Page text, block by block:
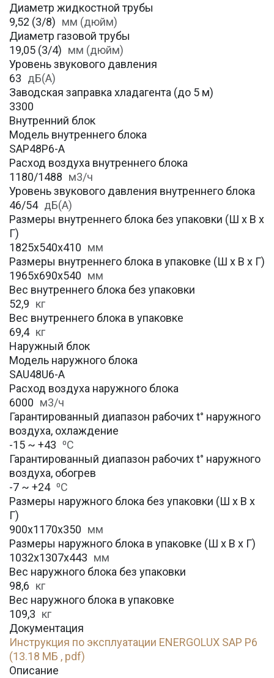
Диаметр жидкостной трубы
9,52 (3/8) мм (дюйм)
Диаметр газовой трубы
19,05 (3/4) мм (дюйм)
Уровень звукового давления
63 дБ(А)
Заводская заправка хладагента (до 5 м)
3300
Внутренний блок
Модель внутреннего блока
SAP48P6-A
Расход воздуха внутреннего блока
1180/1488 м3/ч
Уровень звукового давления внутреннего блока
46/54 дБ(А)
Размеры внутреннего блока без упаковки (Ш х В х
Г)
1825х540x410 мм
Размеры внутреннего блока в упаковке (Ш х В х Г)
1965x690x540 мм
Вес внутреннего блока без упаковки
52,9 кг
Вес внутреннего блока в упаковке
69,4 кг
Наружный блок
Модель наружного блока
SAU48U6-A
Расход воздуха наружного блока
6000 м3/ч
Гарантированный диапазон рабочих t° наружного
воздуха, охлаждение
-15 ~ +43 ⁰С
Гарантированный диапазон рабочих t° наружного
воздуха, обогрев
-7 ~ +24 ⁰С
Размеры наружного блока без упаковки (Ш х В х
Г)
900x1170x350 мм
Размеры наружного блока в упаковке (Ш х В х Г)
1032x1307x443 мм
Вес наружного блока без упаковки
98,6 кг
Вес наружного блока в упаковке
109,3 кг
Документация
Инструкция по эксплуатации ENERGOLUX SAP P6
(13.18 МБ , pdf)
Описание